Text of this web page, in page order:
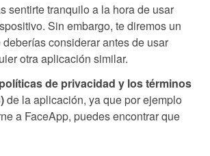
sentirte tranquilo a la hora de usar
Sin embargo, te diremos un
considerar antes de usar
otra aplicación similar.
de privacidad y los términos
de la aplicación, ya que por ejemplo
a FaceApp, puedes encontrar que